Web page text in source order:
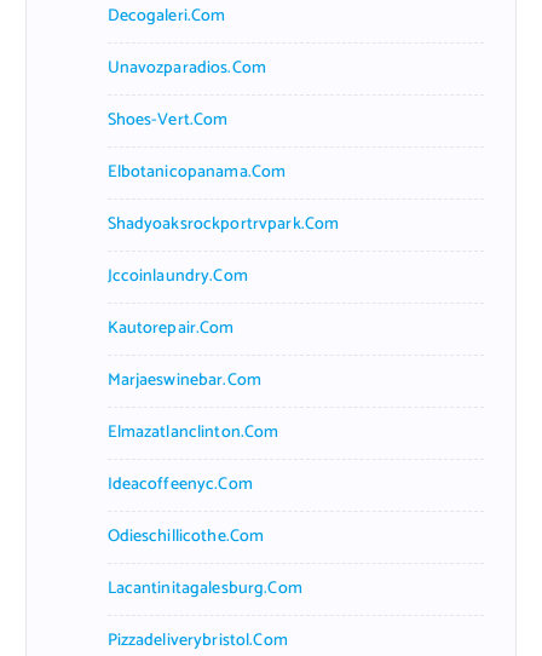
Decogaleri.com
Unavozparadios.com
Shoes-Vert.com
Elbotanicopanama.com
Shadyoaksrockportrvpark.com
Jccoinlaundry.com
Kautorepair.com
Marjaeswinebar.com
Elmazatlanclinton.com
Ideacoffeenyc.com
Odieschillicothe.com
Lacantinitagalesburg.com
Pizzadeliverybristol.com